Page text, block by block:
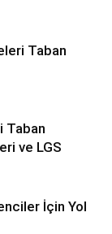
Taban
Taban
ve LGS
İçin Yol